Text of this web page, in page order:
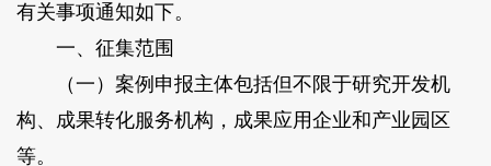
有关事项通知如下。
一、征集范围
（一）案例申报主体包括但不限于研究开发机
构、成果转化服务机构，成果应用企业和产业园区
等。